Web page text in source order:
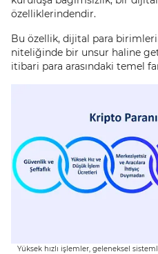
özelliklerindendir.
Bu özellik, dijital para
niteliğinde bir unsur haline
itibari para arasındaki temel
Yüksek hızlı işlemler, geleneksel